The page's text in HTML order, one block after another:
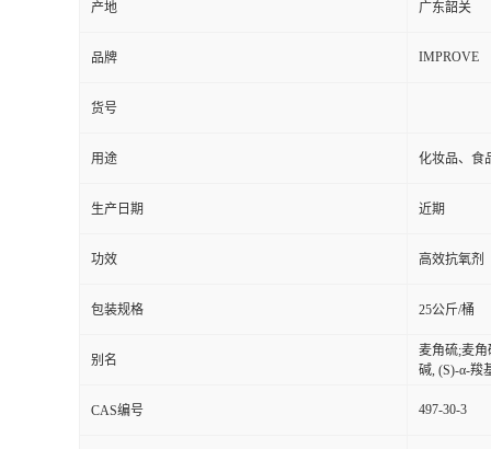
产地 广东韶关
品牌 IMPROVE
货号
用途 化妆品、食
生产日期 近期
功效 高效抗氧剂
包装规格 25公斤/桶
别名
麦角硫;麦
碱, (S)-α-羧
CAS编号 497-30-3